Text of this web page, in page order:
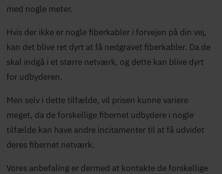
med nogle meter.
Hvis der ikke er nogle fiberkabler i forvejen på din vej,
kan det blive ret dyrt at få nedgravet fiberkabler. Da de
skal indgå i et større netværk, og dette kan blive dyrt
for udbyderen.
Men selv i dette tilfælde, vil prisen kunne variere
meget, da de forskellige fibernet udbydere i nogle
tilfælde kan have andre incitamenter til at få udvidet
deres fibernet netværk.
Vores anbefaling er dermed at kontakte de forskellige